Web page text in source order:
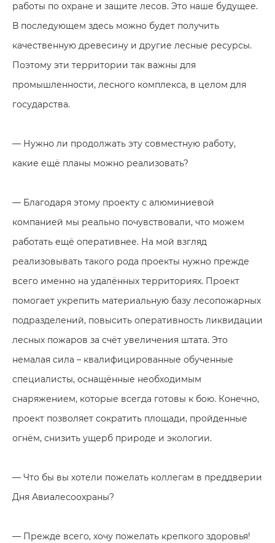
работы по охране и защите лесов. Это наше будущее.
В последующем здесь можно будет получить
качественную древесину и другие лесные ресурсы.
Поэтому эти территории так важны для
промышленности, лесного комплекса, в целом для
государства.
— Нужно ли продолжать эту совместную работу,
какие ещё планы можно реализовать?
— Благодаря этому проекту с алюминиевой
компанией мы реально почувствовали, что можем
работать ещё оперативнее. На мой взгляд
реализовывать такого рода проекты нужно прежде
всего именно на удалённых территориях. Проект
помогает укрепить материальную базу лесопожарных
подразделений, повысить оперативность ликвидации
лесных пожаров за счёт увеличения штата. Это
немалая сила – квалифицированные обученные
специалисты, оснащённые необходимым
снаряжением, которые всегда готовы к бою. Конечно,
проект позволяет сократить площади, пройденные
огнём, снизить ущерб природе и экологии.
— Что бы вы хотели пожелать коллегам в преддверии
Дня Авиалесоохраны?
— Прежде всего, хочу пожелать крепкого здоровья!